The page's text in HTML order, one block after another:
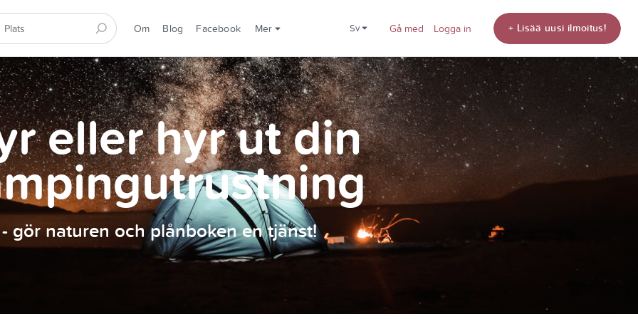
Om Blog Facebook Mer sv Gå med Logga in + Lisää uusi ilmoitus!
eller hyr ut din
- gör naturen och plånboken en tjänst!